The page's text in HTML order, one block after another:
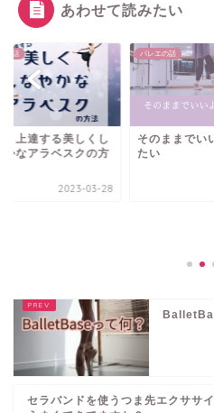
あわせて読みたい
の話
と上達する美しくし
かなアラベスクの方
2023-03-28
バレエの話
そのままでい
たい
セラバンドを使うつま先エクササイ